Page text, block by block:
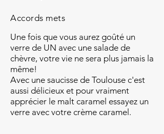
Accords mets
Une fois que vous aurez goûté un
verre de UN avec une salade de
chèvre, votre vie ne sera plus jamais la
même!
Avec une saucisse de Toulouse c'est
aussi délicieux et pour vraiment
apprécier le malt caramel essayez un
verre avec votre crème caramel.